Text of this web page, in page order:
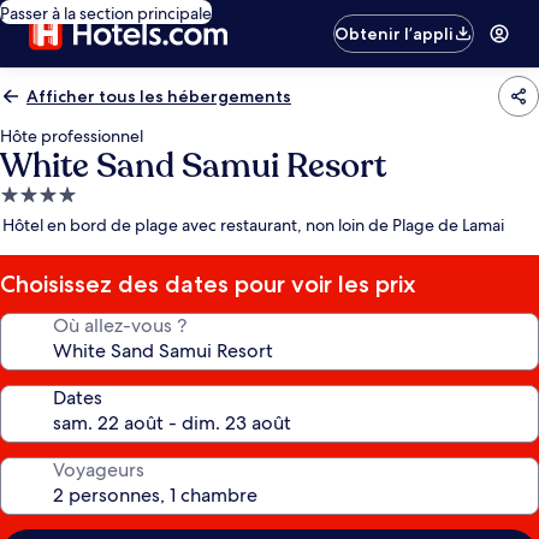
Passer à la section principale
Obtenir l’appli
Afficher tous les hébergements
Hôte professionnel
White Sand Samui Resort
Hébergement
4.0 étoiles
Hôtel en bord de plage avec restaurant, non loin de Plage de Lamai
Choisissez des dates pour voir les prix
Où allez-vous ?
Dates
Voyageurs